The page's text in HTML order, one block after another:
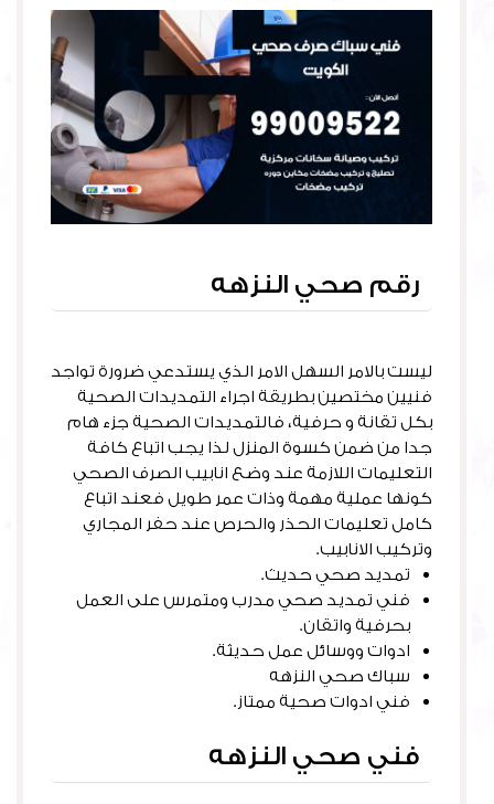
رقم صحي النزهه
ليست بالامر السهل الامر الذي يستدعي ضرورة تواجد
فنيين مختصين بطريقة اجراء التمديدات الصحية
بكل تقانة و حرفية، فالتمديدات الصحية جزء هام
جدا من ضمن كسوة المنزل لذا يجب اتباع كافة
التعليمات اللازمة عند وضع انابيب الصرف الصحي
كونها عملية مهمة وذات عمر طويل فعند اتباع
كامل تعليمات الحذر والحرص عند حفر المجاري
وتركيب الانابيب.
تمديد صحي حديث.
فني تمديد صحي مدرب ومتمرس على العمل
بحرفية واتقان.
ادوات ووسائل عمل حديثة.
سباك صحي النزهه
فني ادوات صحية ممتاز.
فني صحي النزهه